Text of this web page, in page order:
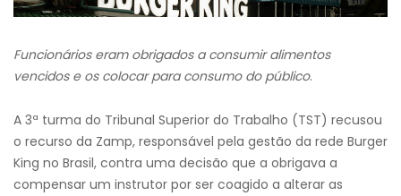
Funcionários eram obrigados a consumiralimentos
vencidos e os colocar para consumo do público.
A 3ª turma do Tribunal Superior do Trabalho (TST) recusou
o recurso da Zamp, responsável pela gestão da rede Burger
King no Brasil, contra uma decisão que a obrigava a
compensar um instrutor por ser coagido a alterar as